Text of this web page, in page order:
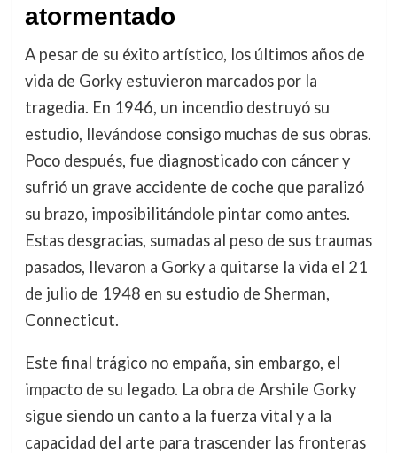
atormentado
A pesar de su éxito artístico, los últimos años de
vida de Gorky estuvieron marcados por la
tragedia. En 1946, un incendio destruyó su
estudio, llevándose consigo muchas de sus obras.
Poco después, fue diagnosticado con cáncer y
sufrió un grave accidente de coche que paralizó
su brazo, imposibilitándole pintar como antes.
Estas desgracias, sumadas al peso de sus traumas
pasados, llevaron a Gorky a quitarse la vida el 21
de julio de 1948 en su estudio de Sherman,
Connecticut.
Este final trágico no empaña, sin embargo, el
impacto de su legado. La obra de Arshile Gorky
sigue siendo un canto a la fuerza vital y a la
capacidad del arte para trascender las fronteras